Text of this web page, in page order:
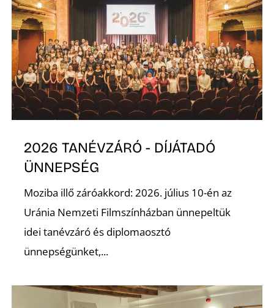
2026 TANÉVZÁRÓ - DÍJÁTADÓ
ÜNNEPSÉG
Moziba illő záróakkord: 2026. július 10-én az
Uránia Nemzeti Filmszínházban ünnepeltük
idei tanévzáró és diplomaosztó
ünnepségünket,...